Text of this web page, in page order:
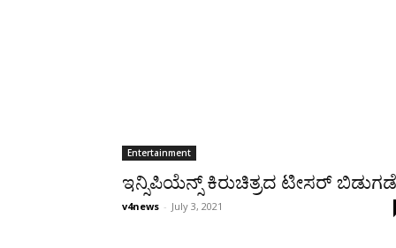
Entertainment
ಇನ್ಸಿಪಿಯೆನ್ಸ್ ಕಿರುಚಿತ್ರದ ಟೀಸರ್ ಬಿಡುಗಡೆ
v4news - July 3, 2021